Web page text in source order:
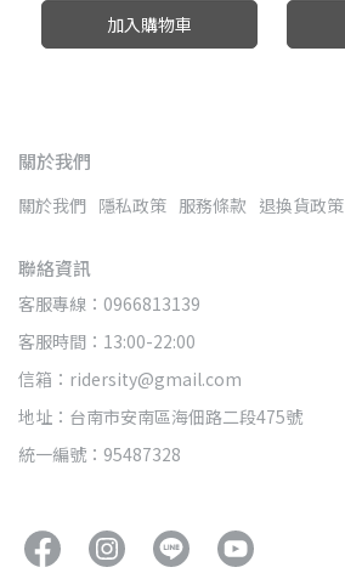
加入購物車
關於我們
關於我們 隱私政策 服務條款 退換貨政策
聯絡資訊
客服專線：0966813139
客服時間：13:00-22:00
信箱：ridersity@gmail.com
地址：台南市安南區海佃路二段475號
統一編號：95487328